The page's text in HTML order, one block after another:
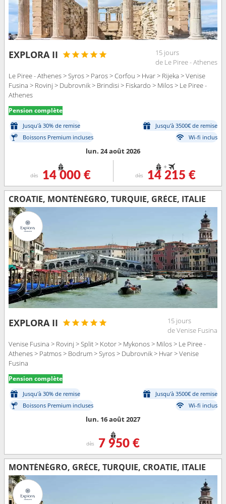
EXPLORA II
15 jours
de Le Piree - Athenes
Le Piree - Athenes > Syros > Paros > Corfou > Hvar > Rijeka > Venise
Fusina > Rovinj > Dubrovnik > Brindisi > Fiskardo > Milos > Le Piree -
Athenes
Pension complète
Jusqu'à 30% de remise
Jusqu'à 3500€ de remise
Boissons Premium incluses
Wi-fi inclus
lun. 24 août 2026
dès 14 000 €
+
dès 14 215 €
CROATIE, MONTÉNÉGRO, TURQUIE, GRÈCE, ITALIE
EXPLORA II
15 jours
de Venise Fusina
Venise Fusina > Rovinj > Split > Kotor > Mykonos > Milos > Le Piree -
Athenes > Patmos > Bodrum > Syros > Dubrovnik > Hvar > Venise
Fusina
Pension complète
Jusqu'à 30% de remise
Jusqu'à 3500€ de remise
Boissons Premium incluses
Wi-fi inclus
lun. 16 août 2027
dès 7 950 €
MONTÉNÉGRO, GRÈCE, TURQUIE, CROATIE, ITALIE